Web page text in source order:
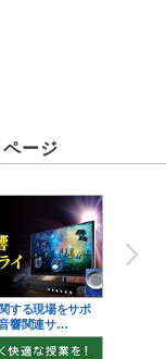
ージ
する現場をサポ
響関連サ…